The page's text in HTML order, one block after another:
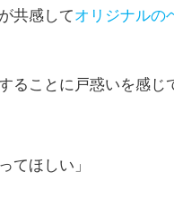
共感してオリジナルの
ることに戸惑いを感じ
てほしい」